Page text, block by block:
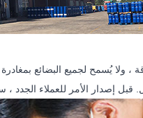
يُسمح لجميع البضائع